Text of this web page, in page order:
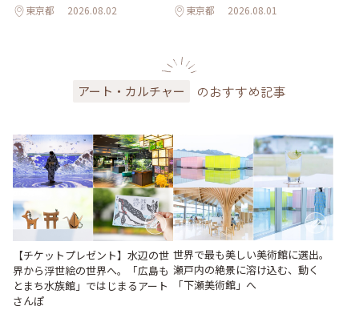
東京都 2026.08.02 東京都 2026.08.01
アート・カルチャー のおすすめ記事
【チケットプレゼント】水辺の世
界から浮世絵の世界へ。「広島も
とまち水族館」ではじまるアート
さんぽ
世界で最も美しい美術館に選出。
瀬戸内の絶景に溶け込む、動く
「下瀬美術館」へ